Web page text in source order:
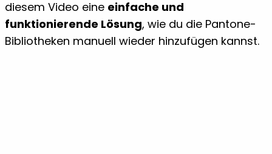
diesem Video eine einfache und
funktionierende Lösung, wie du die Pantone-
Bibliotheken manuell wieder hinzufügen kannst.